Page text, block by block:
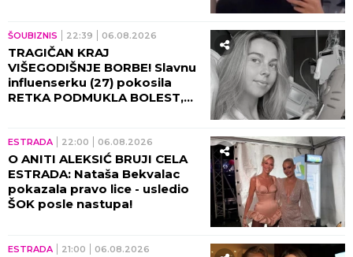
ŠOUBIZNIS 22:39 06.08.2026
TRAGIČAN KRAJ
VIŠEGODIŠNJE BORBE! Slavnu
influenserku (27) pokosila
RETKA PODMUKLA BOLEST,
ESTRADA 22:00 06.08.2026
O ANITI ALEKSIĆ BRUJI CELA
ESTRADA: Nataša Bekvalac
pokazala pravo lice - usledio
ŠOK posle nastupa!
ESTRADA 21:00 06.08.2026